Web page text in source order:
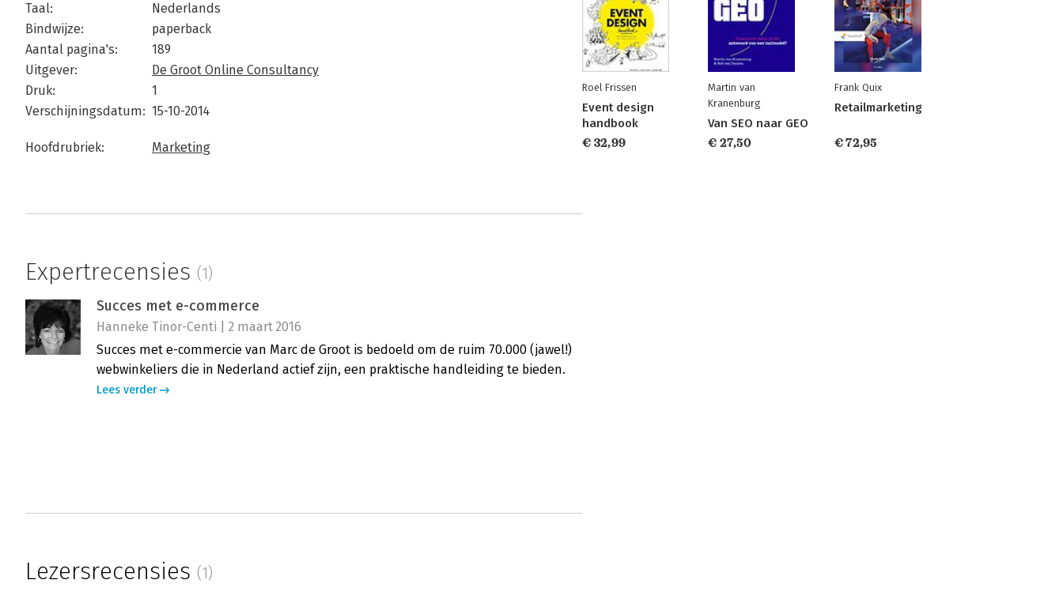
Taal:
Nederlands
Bindwijze:
paperback
Aantal pagina's:
189
Uitgever:
De Groot Online Consultancy
Druk:
1
Verschijningsdatum: 15-10-2014
Hoofdrubriek: Marketing
Expertrecensies (1)
Succes met e-commerce
Hanneke Tinor-Centi | 2 maart 2016
Succes met e-commercie van Marc de Groot is bedoeld om de ruim 70.000 (jawel!)
webwinkeliers die in Nederland actief zijn, een praktische handleiding te bieden.
Lees verder
Lezersrecensies (1)
Roel Frissen
Event design
handbook
€ 32,99
Martin van
Kranenburg
Van SEO naar GEO
€ 27,50
Frank Quix
Retailmarketing
€ 72,95